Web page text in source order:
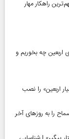
راهکار مهار
زائران اربعین ۱۴۰۵ | در گرمای اربعین چه بخوریم و
اربعین» را نصب
سامانه سماح را به روز‌های آخر